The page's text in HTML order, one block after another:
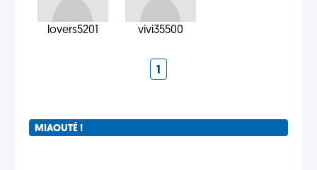
lovers5201 vivi35500
1
MIAOUTÉ !